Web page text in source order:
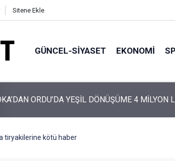
Sitene Ekle
GÜNCEL-SIYASET EKONOMI
PARTİ’NİN ORDU’DAKİ 69 KİŞİLİK KURUCU
tiryakilerine kötü haber